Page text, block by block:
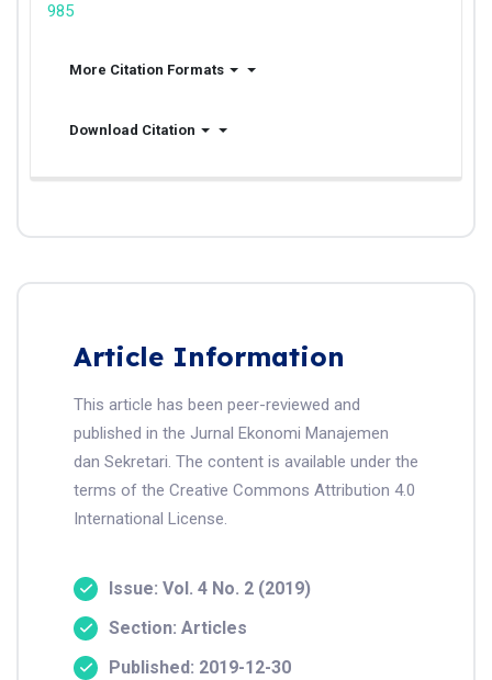
985
More Citation Formats
Download Citation
Article Information
This article has been peer-reviewed and
published in the Jurnal Ekonomi Manajemen
dan Sekretari. The content is available under the
terms of the Creative Commons Attribution 4.0
International License.
Issue: Vol. 4 No. 2 (2019)
Section: Articles
Published: 2019-12-30